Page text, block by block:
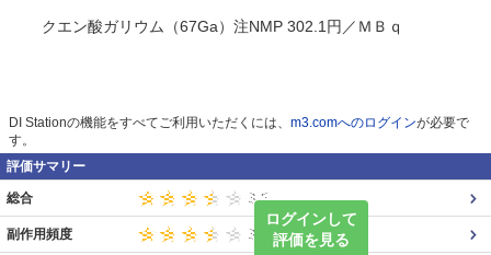
クエン酸ガリウム（67Ga）注NMP 302.1円／ＭＢｑ
DI Stationの機能をすべてご利用いただくには、 m3.comへのログインが必要で
す。
評価サマリー
ログインして
評価を見る
総合
副作用頻度